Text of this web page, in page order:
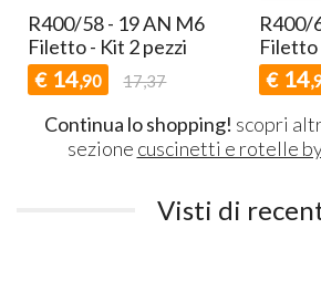
R400/58 - 19 AN M6
Filetto - Kit 2 pezzi
€ 14,90 17,37
R400/
Filetto
€ 14
Continua lo shopping! scopri
sezione cuscinetti e rotelle
Visti di